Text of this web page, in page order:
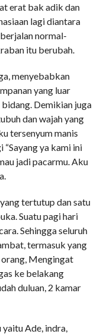
erat bak adik dan
lagi diantara
normal-
itu berubah.
menyebabkan
yang luar
Demikian juga
dan wajah yang
tersenyum manis
ya kami ini
jadi pacarmu. Aku
tertutup dan satu
Suatu pagi hari
Sehingga seluruh
termasuk yang
Mengingat
ke belakang
duluan, 2 kamar
Ade, indra,